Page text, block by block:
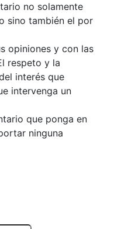
no solamente
sino también el por
opiniones y con las
respeto y la
interés que
intervenga un
que ponga en
ninguna